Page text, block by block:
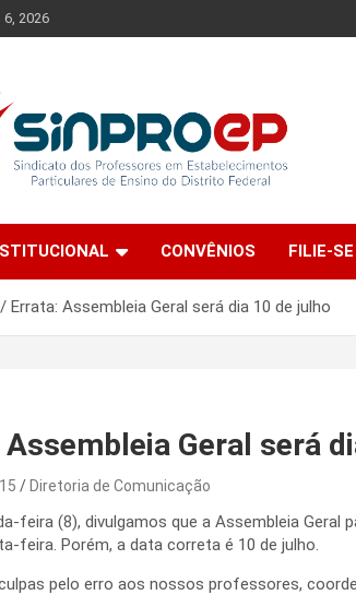
2026
DF
Federal
CONVÊNIOS FILIE-SE
Errata: Assembleia Geral será dia 10 de julho
Geral será
Diretoria de Comunicação
feira (8), divulgamos que a Assembleia Geral
feira. Porém, a data correta é 10 de julho.
pelo erro aos nossos professores,